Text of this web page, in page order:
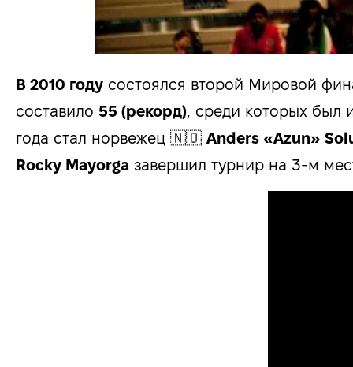
В 2010 году состоялся второй Мировой
составило 55 (рекорд), среди которых был
года стал норвежец 🇳🇴 Anders «Azun»
Rocky Mayorga завершил турнир на 3-м